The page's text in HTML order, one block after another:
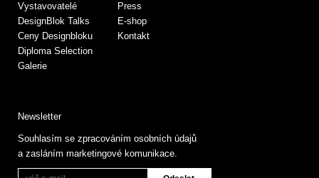
Vystavovatelé
DesignBlok Talks
Ceny Designbloku
Diploma Selection
Galerie
Press
E-shop
Kontakt
Newsletter
Souhlasím se zpracováním osobních údajů
a zasláním marketingové komunikace.